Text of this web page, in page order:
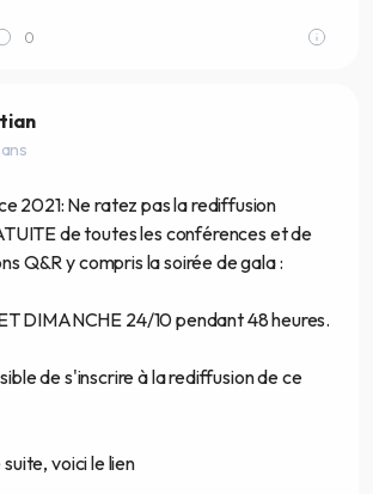
0
2021: Ne ratez pas la rediffusion
de toutes les conférences et de
Q&R y compris la soirée de gala :
DIMANCHE 24/10 pendant 48 heures.
de s'inscrire à la rediffusion de ce
voici le lien